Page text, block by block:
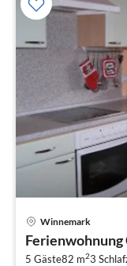
Winnemark
Ferienwohnung
5 Gäste82 m23